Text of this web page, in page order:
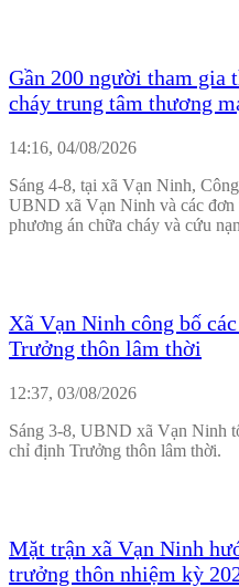
Gần 200 người tham gia
cháy trung tâm thương
14:16, 04/08/2026
Sáng 4-8, tại xã Vạn Ninh,
UBND xã Vạn Ninh và các đơn
phương án chữa cháy và cứu
Xã Vạn Ninh công bố
Trưởng thôn lâm thời
12:37, 03/08/2026
Sáng 3-8, UBND xã Vạn Ninh
chỉ định Trưởng thôn lâm thời.
Mặt trận xã Vạn Ninh
trưởng thôn nhiệm kỳ